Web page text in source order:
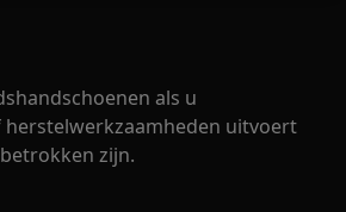
als u
uitvoert
zijn.